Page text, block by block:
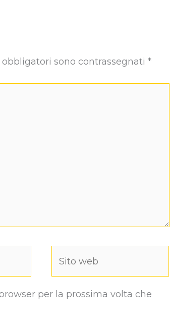
sono contrassegnati *
per la prossima volta che